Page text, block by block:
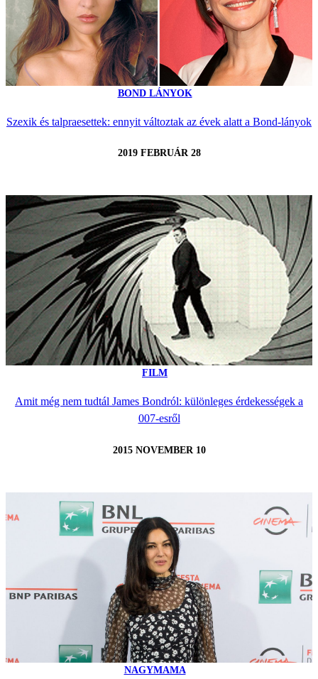
BOND LÁNYOK
Szexik és talpraesettek: ennyit változtak az évek alatt a Bond-lányok
2019 FEBRUÁR 28
FILM
Amit még nem tudtál James Bondról: különleges érdekességek a
007-esről
2015 NOVEMBER 10
NAGYMAMA